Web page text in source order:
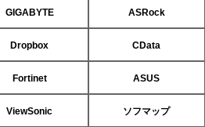
GIGABYTE ASRock
Dropbox CData
Fortinet ASUS
ViewSonic ソフマップ